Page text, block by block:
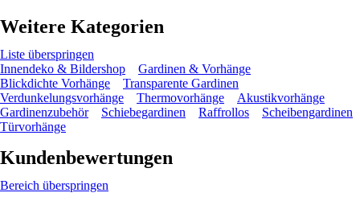
Weitere Kategorien
Liste überspringen
Innendeko & Bildershop
Gardinen & Vorhänge
Blickdichte Vorhänge
Transparente Gardinen
Verdunkelungsvorhänge
Thermovorhänge
Akustikvorhänge
Gardinenzubehör
Schiebegardinen Raffrollos
Scheibengardinen
Türvorhänge
Kundenbewertungen
Bereich überspringen